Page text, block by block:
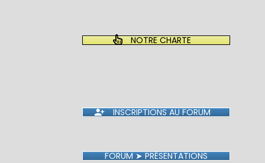
NOTRE CHARTE
INSCRIPTIONS AU FORUM
FORUM ➤ PRÉSENTATIONS